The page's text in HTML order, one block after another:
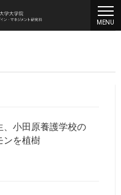
、小田原養護学校の
ンを植樹
MENU